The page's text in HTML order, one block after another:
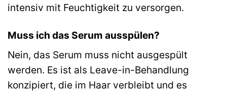
intensiv mit Feuchtigkeit zu versorgen.
Muss ich das Serum ausspülen?
Nein, das Serum muss nicht ausgespült
werden. Es ist als Leave-in-Behandlung
konzipiert, die im Haar verbleibt und es